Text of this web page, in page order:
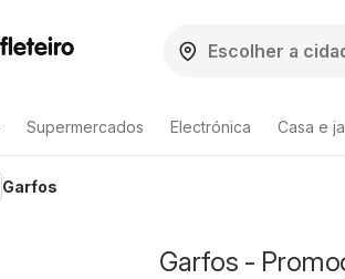
Supermercados Electrónica Casa e
Garfos
Garfos -